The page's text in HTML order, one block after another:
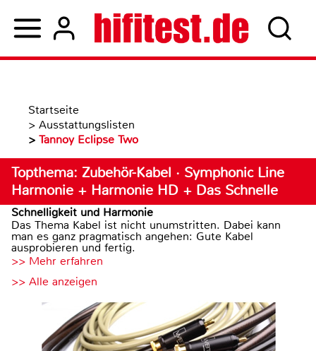
Startseite
> Ausstattungslisten
> Tannoy Eclipse Two
Topthema: Zubehör-Kabel · Symphonic Line
Harmonie + Harmonie HD + Das Schnelle
Schnelligkeit und Harmonie
Das Thema Kabel ist nicht unumstritten. Dabei kann
man es ganz pragmatisch angehen: Gute Kabel
ausprobieren und fertig.
>> Mehr erfahren
>> Alle anzeigen